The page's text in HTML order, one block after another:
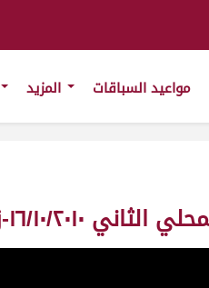
مواعيد السباقات